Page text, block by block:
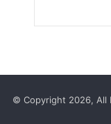
© Copyright 2026, All